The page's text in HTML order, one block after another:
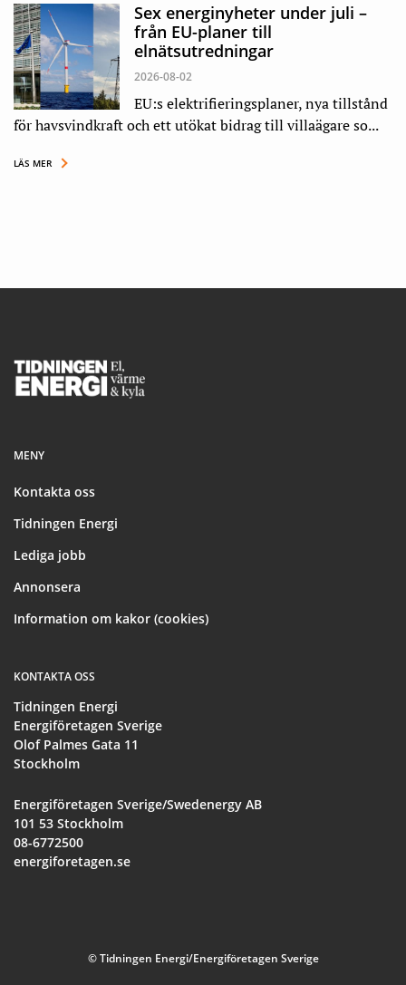
Sex energinyheter under juli –
från EU-planer till
elnätsutredningar
2026-08-02
EU:s elektrifieringsplaner, nya tillstånd
för havsvindkraft och ett utökat bidrag till villaägare so...
LÄS MER
Footer
MENY
Kontakta oss
Tidningen Energi
Lediga jobb
Annonsera
Information om kakor (cookies)
KONTAKTA OSS
Tidningen Energi
Energiföretagen Sverige
Olof Palmes Gata 11
Stockholm
Energiföretagen Sverige/Swedenergy AB
101 53 Stockholm
08-6772500
energiforetagen.se
© Tidningen Energi/Energiföretagen Sverige